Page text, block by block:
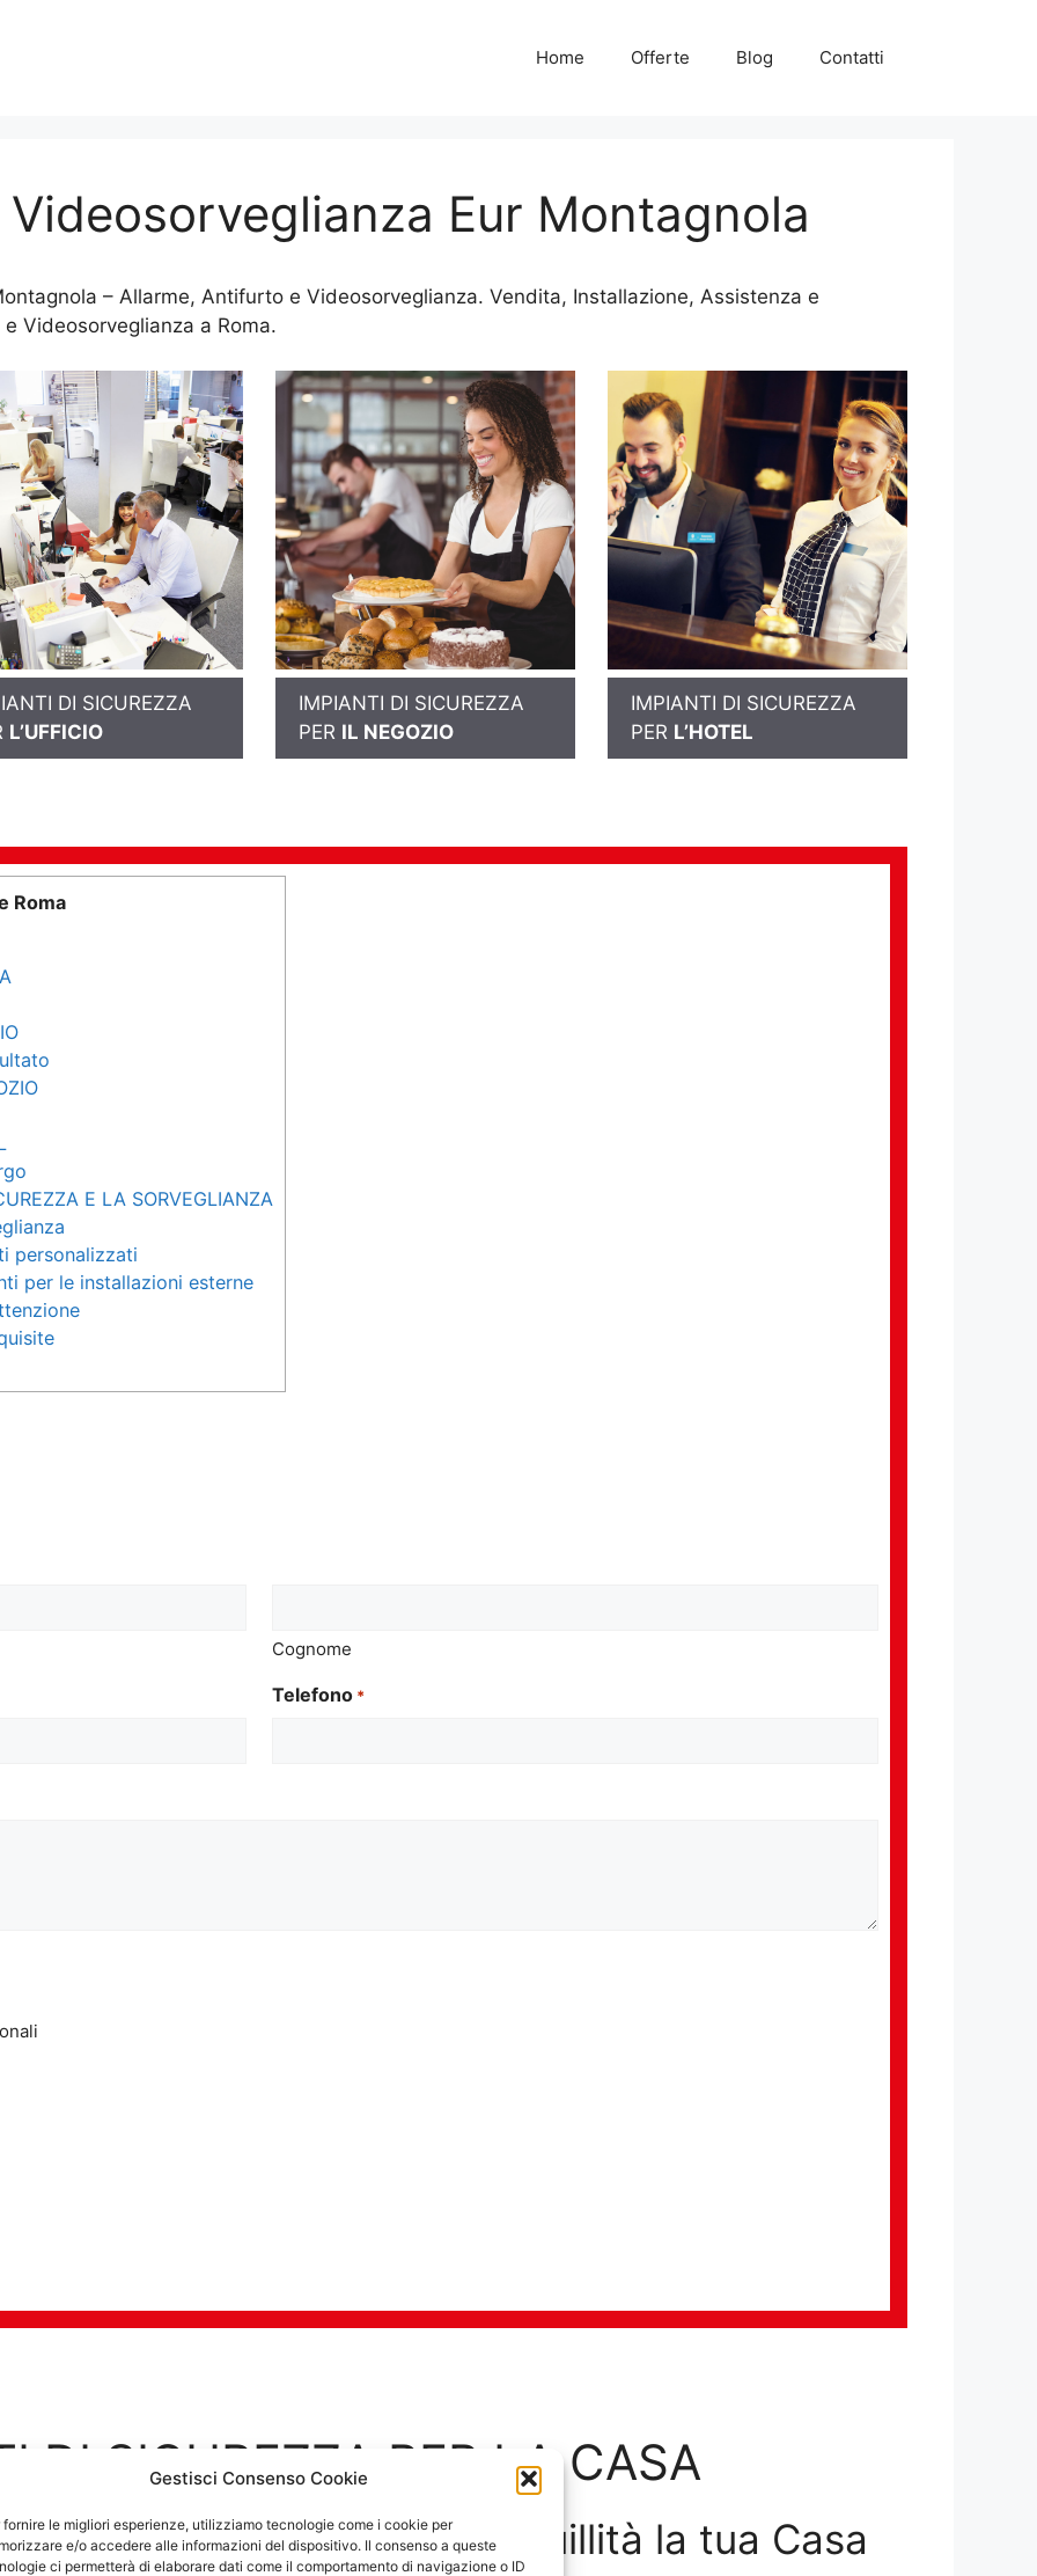
Gestisci Consenso Cookie
fornire le migliori esperienze, utilizziamo tecnologie come i cookie per
e/o accedere alle informazioni del dispositivo. Il consenso a queste
ci permetterà di elaborare dati come il comportamento di navigazione o ID
Home Offerte Blog Contatti
Eur Montagnola
– Allarme, Antifurto e Videosorveglianza. Vendita, Installazione, Assistenza e
e Videosorveglianza a Roma.
DI SICUREZZA
L’UFFICIO
IMPIANTI DI SICUREZZA
PER IL NEGOZIO
IMPIANTI DI SICUREZZA
PER L’HOTEL
Roma
E LA SORVEGLIANZA
personalizzati
per le installazioni esterne
Cognome
Telefono *
DI SICUREZZA PER LA CASA
Goditi in tranquillità la tua Casa